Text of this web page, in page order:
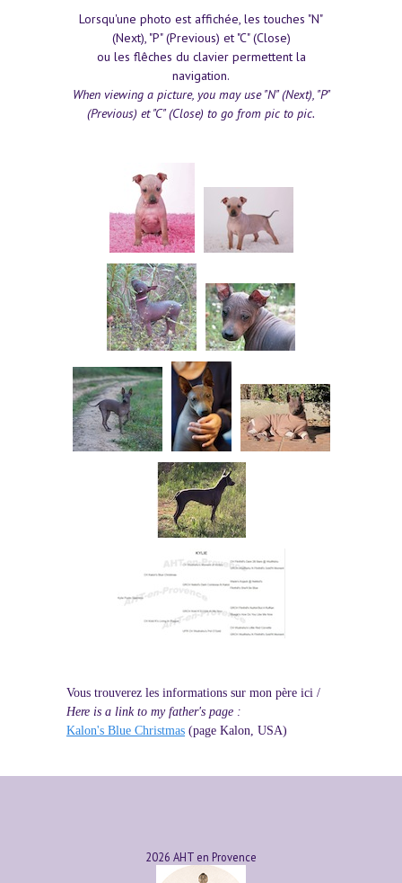
Lorsqu'une photo est affichée, les touches "N"
(Next), "P" (Previous) et "C" (Close)
ou les flêches du clavier permettent la
navigation.
When viewing a picture, you may use "N" (Next), "P"
(Previous) et "C" (Close) to go from pic to pic.
Vous trouverez les informations sur mon père ici /
Here is a link to my father's page :
Kalon's Blue Christmas (page Kalon, USA)
2026 AHT en Provence